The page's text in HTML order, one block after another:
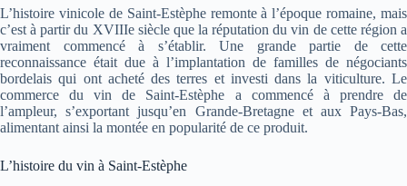
L’histoire vinicole de Saint-Estèphe remonte à l’époque romaine, mais
c’est à partir du XVIIIe siècle que la réputation du vin de cette région a
vraiment commencé à s’établir. Une grande partie de cette
reconnaissance était due à l’implantation de familles de négociants
bordelais qui ont acheté des terres et investi dans la viticulture. Le
commerce du vin de Saint-Estèphe a commencé à prendre de
l’ampleur, s’exportant jusqu’en Grande-Bretagne et aux Pays-Bas,
alimentant ainsi la montée en popularité de ce produit.
L’histoire du vin à Saint-Estèphe